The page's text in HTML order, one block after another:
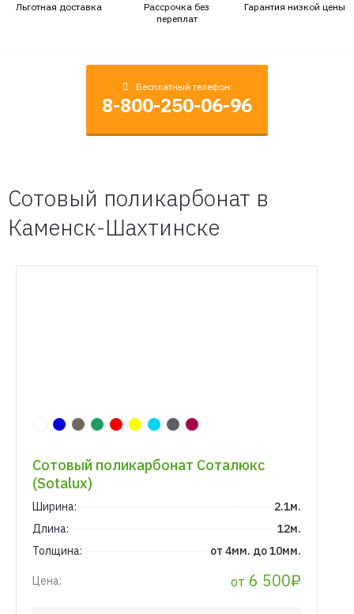
Льготная доставка
Рассрочка без
переплат
Гарантия низкой цены
Бесплатный телефон:
8-800-250-06-96
Сотовый поликарбонат в
Каменск-Шахтинске
Сотовый поликарбонат Соталюкс
(Sotalux)
Ширина:
2.1м.
Длина:
12м.
Толщина:
от 4мм. до 10мм.
Цена: от 6 500₽